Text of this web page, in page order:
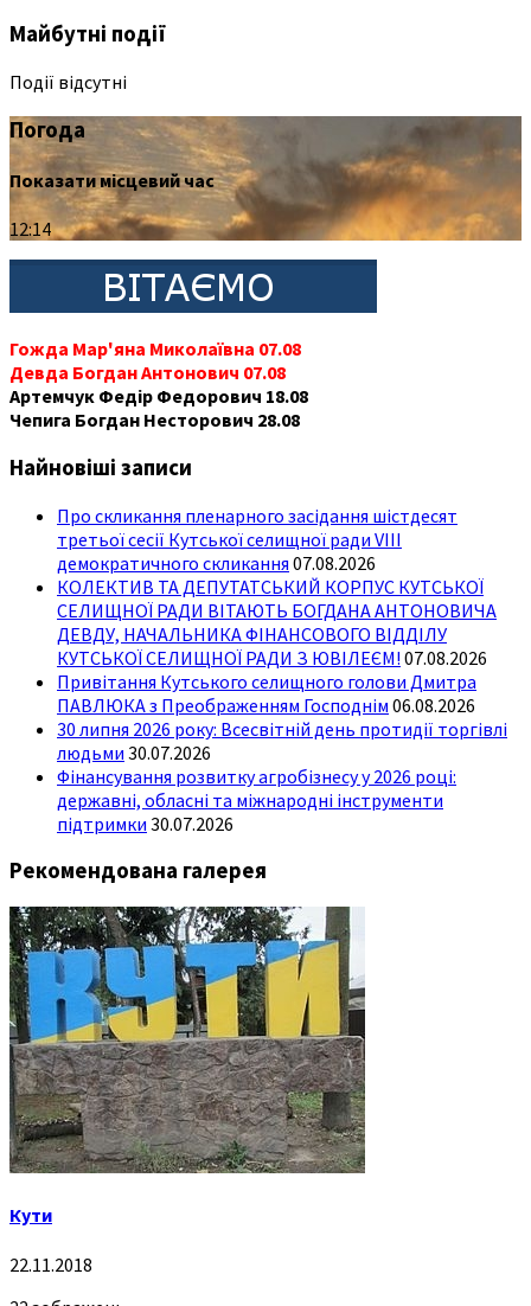
Майбутні події
Події відсутні
Погода
Показати місцевий час
12:14
Гожда Мар'яна Миколаївна 07.08
Девда Богдан Антонович 07.08
Артемчук Федір Федорович 18.08
Чепига Богдан Несторович 28.08
Найновіші записи
Про скликання пленарного засідання шістдесят
третьої сесії Кутської селищної ради VIII
демократичного скликання 07.08.2026
КОЛЕКТИВ ТА ДЕПУТАТСЬКИЙ КОРПУС КУТСЬКОЇ
СЕЛИЩНОЇ РАДИ ВІТАЮТЬ БОГДАНА АНТОНОВИЧА
ДЕВДУ, НАЧАЛЬНИКА ФІНАНСОВОГО ВІДДІЛУ
КУТСЬКОЇ СЕЛИЩНОЇ РАДИ З ЮВІЛЕЄМ! 07.08.2026
Привітання Кутського селищного голови Дмитра
ПАВЛЮКА з Преображенням Господнім 06.08.2026
30 липня 2026 року: Всесвітній день протидії торгівлі
людьми 30.07.2026
Фінансування розвитку агробізнесу у 2026 році:
державні, обласні та міжнародні інструменти
підтримки 30.07.2026
Рекомендована галерея
Кути
22.11.2018